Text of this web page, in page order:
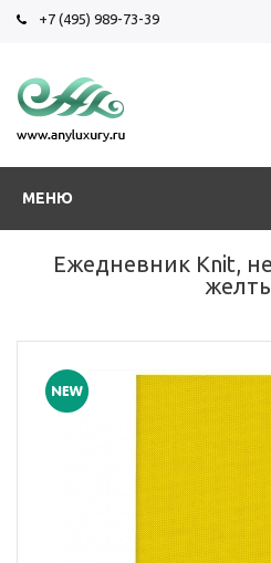
+7 (495) 989-73-39
МЕНЮ
Ежедневник Knit,